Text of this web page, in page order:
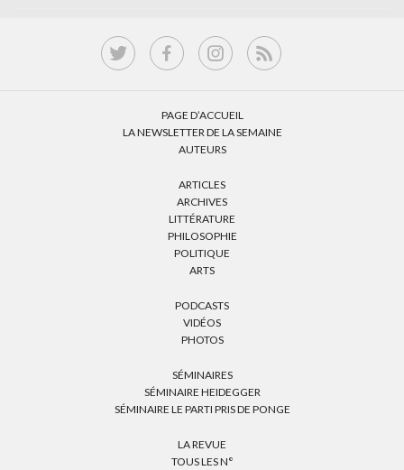
PAGE D’ACCUEIL
LA NEWSLETTER DE LA SEMAINE
AUTEURS
ARTICLES
ARCHIVES
LITTÉRATURE
PHILOSOPHIE
POLITIQUE
ARTS
PODCASTS
VIDÉOS
PHOTOS
SÉMINAIRES
SÉMINAIRE HEIDEGGER
SÉMINAIRE LE PARTI PRIS DE PONGE
LA REVUE
TOUS LES N°